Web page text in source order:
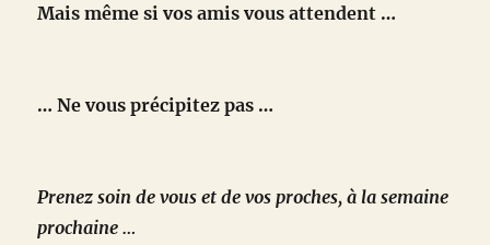
Mais même si vos amis vous attendent …
… Ne vous précipitez pas …
Prenez soin de vous et de vos proches, à la semaine
prochaine …